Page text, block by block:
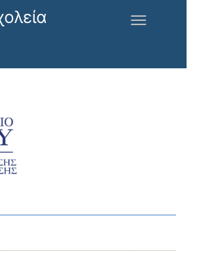
περιεχόμενο
Toggle